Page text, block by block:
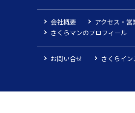
会社概要 アクセス・営
さくらマンのプロフィール
お問い合せ さくらイ